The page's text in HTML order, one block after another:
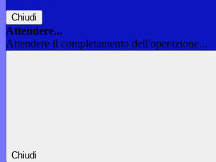
Chiudi
Attendere...
Attendere il completamento dell'operazione...
Chiudi